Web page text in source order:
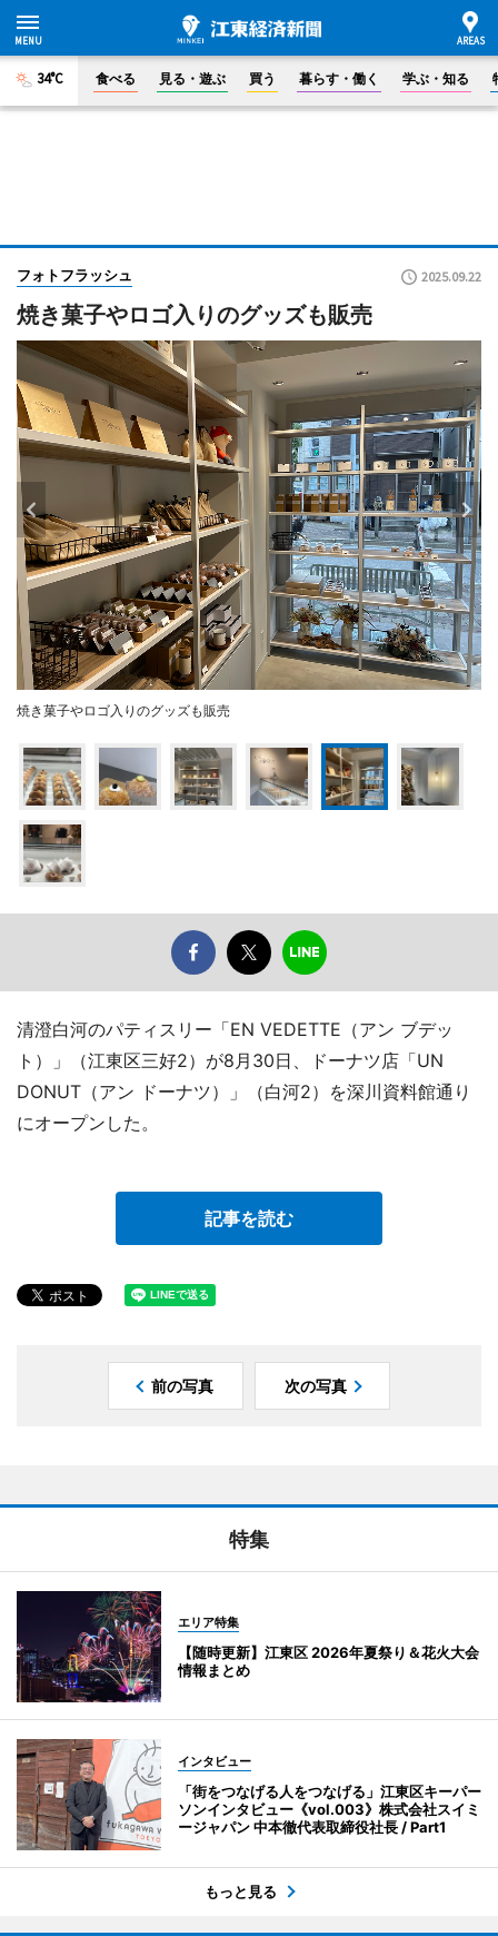
34°C 食べる 見る・遊ぶ 買う 暮らす・働く 学ぶ・知る
フォトフラッシュ 2025.09.22
焼き菓子やロゴ入りのグッズも販売
焼き菓子やロゴ入りのグッズも販売
清澄白河のパティスリー「EN VEDETTE（アン ブデッ
ト）」（江東区三好2）が8月30日、ドーナツ店「UN
DONUT（アン ドーナツ）」（白河2）を深川資料館通り
にオープンした。
記事を読む
前の写真 次の写真
特集
エリア特集
【随時更新】江東区 2026年夏祭り＆花火大会
情報まとめ
インタビュー
「街をつなげる人をつなげる」江東区キーパー
ソンインタビュー《vol.003》株式会社スイミ
ージャパン 中本徹代表取締役社長 / Part1
もっと見る